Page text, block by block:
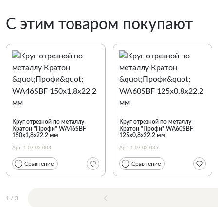
С этим товаром покупают
Круг отрезной по металлу
Кратон "Профи" WA46SBF
150х1,8х22,2 мм
Арт. 1 07 02 003
Сравнение
Круг отрезной по металлу
Кратон "Профи" WA60SBF
125х0,8х22,2 мм
Арт. 1 07 02 035
Сравнение
1 / 3